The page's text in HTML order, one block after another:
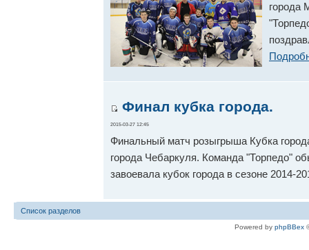
города
Финал кубка города.
2015-03-27 12:45
Финальный матч розыгрыша Кубка
города Чебаркуля. Команда "Торпедо"
завоевала кубок города в сезоне 2014-
Список разделов
Powered by phpBBex